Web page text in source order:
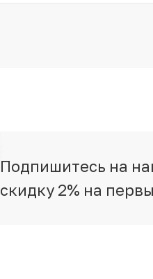
Подпишитесь на
скидку 2% на